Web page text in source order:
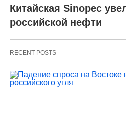
Китайская Sinopec
российской нефти
RECENT POSTS